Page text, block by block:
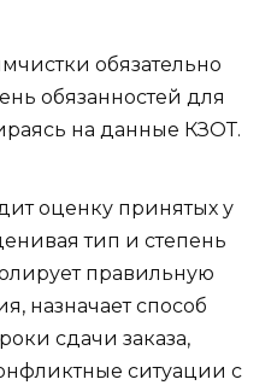
обязательно
обязанностей для
на данные КЗОТ.
оценку принятых у
тип и степень
правильную
назначает способ
сдачи заказа,
ситуации с